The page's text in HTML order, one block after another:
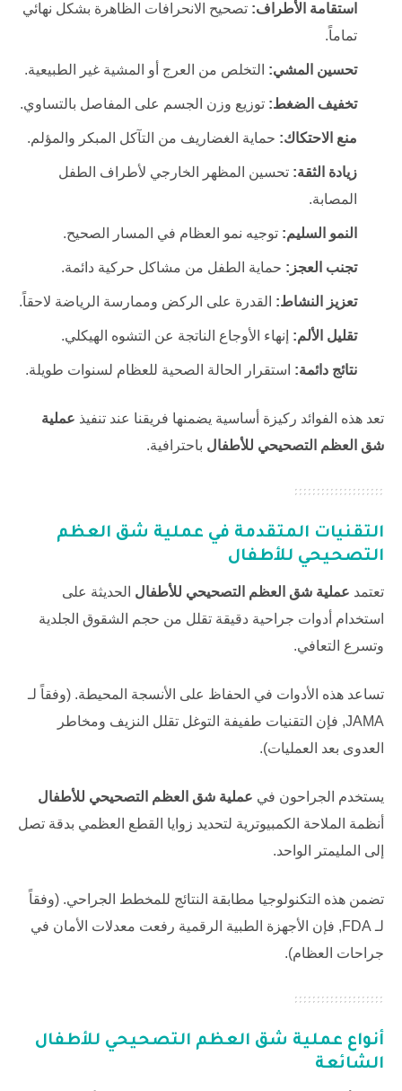
استقامة الأطراف: تصحيح الانحرافات الظاهرة بشكل نهائي
تماماً.
تحسين المشي: التخلص من العرج أو المشية غير الطبيعية.
تخفيف الضغط: توزيع وزن الجسم على المفاصل بالتساوي.
منع الاحتكاك: حماية الغضاريف من التآكل المبكر والمؤلم.
زيادة الثقة: تحسين المظهر الخارجي لأطراف الطفل
المصابة.
النمو السليم: توجيه نمو العظام في المسار الصحيح.
تجنب العجز: حماية الطفل من مشاكل حركية دائمة.
تعزيز النشاط: القدرة على الركض وممارسة الرياضة لاحقاً.
تقليل الألم: إنهاء الأوجاع الناتجة عن التشوه الهيكلي.
نتائج دائمة: استقرار الحالة الصحية للعظام لسنوات طويلة.
تعد هذه الفوائد ركيزة أساسية يضمنها فريقنا عند تنفيذ عملية
شق العظم التصحيحي للأطفال باحترافية.
التقنيات المتقدمة في عملية شق العظم
التصحيحي للأطفال
تعتمد عملية شق العظم التصحيحي للأطفال الحديثة على
استخدام أدوات جراحية دقيقة تقلل من حجم الشقوق الجلدية
وتسرع التعافي.
تساعد هذه الأدوات في الحفاظ على الأنسجة المحيطة. (وفقاً لـ
JAMA, فإن التقنيات طفيفة التوغل تقلل النزيف ومخاطر
العدوى بعد العمليات).
يستخدم الجراحون في عملية شق العظم التصحيحي للأطفال
أنظمة الملاحة الكمبيوترية لتحديد زوايا القطع العظمي بدقة تصل
إلى المليمتر الواحد.
تضمن هذه التكنولوجيا مطابقة النتائج للمخطط الجراحي. (وفقاً
لـ FDA, فإن الأجهزة الطبية الرقمية رفعت معدلات الأمان في
جراحات العظام).
أنواع عملية شق العظم التصحيحي للأطفال
الشائعة